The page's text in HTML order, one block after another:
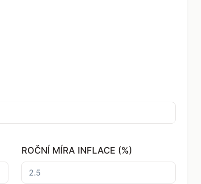
ROČNÍ MÍRA INFLACE (%)